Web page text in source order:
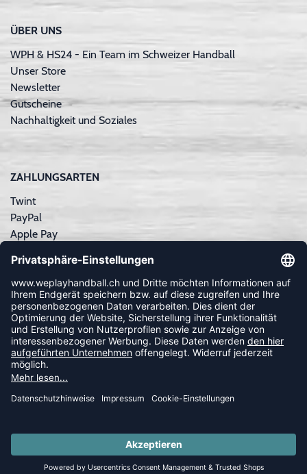
SUMMER SALE: SPARE BIS ZU 65%
ÜBER UNS
WPH & HS24 - Ein Team im Schweizer Handball
Unser Store
Newsletter
Gutscheine
Nachhaltigkeit und Soziales
ZAHLUNGSARTEN
Twint
PayPal
Apple Pay
Kreditkarte
Rechnungskauf
NEWSLETTER
FOLLOW US